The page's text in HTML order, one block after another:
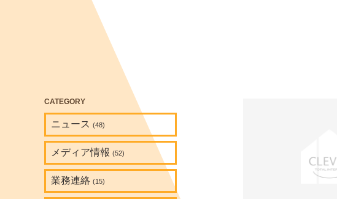
CATEGORY
ニュース (48)
メディア情報 (52)
業務連絡 (15)